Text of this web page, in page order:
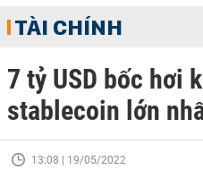
TÀI CHÍNH
7 tỷ USD bốc hơi
stablecoin lớn
13:08 | 19/05/2022